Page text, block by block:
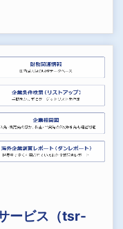
ービス（tsr-